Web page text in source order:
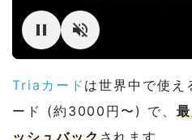
Triaカード は世界中で使え
ード (約3000円〜) で、
ッシュバックされます。